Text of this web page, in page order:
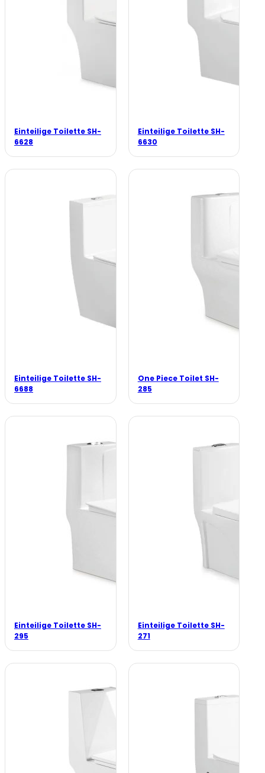
Einteilige Toilette SH-
6628
Einteilige Toilette SH-
6630
Einteilige Toilette SH-
6688
One Piece Toilet SH-
285
Einteilige Toilette SH-
295
Einteilige Toilette SH-
271